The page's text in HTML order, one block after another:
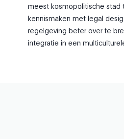
meest kosmopolitische stad
kennismaken met legal
regelgeving beter over te
integratie in een